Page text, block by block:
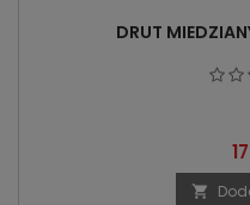
DRUT
